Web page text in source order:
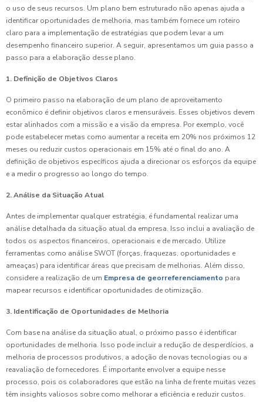
o uso de seus recursos. Um plano bem estruturado não apenas ajuda a
identificar oportunidades de melhoria, mas também fornece um roteiro
claro para a implementação de estratégias que podem levar a um
desempenho financeiro superior. A seguir, apresentamos um guia passo a
passo para a elaboração desse plano.
1. Definição de Objetivos Claros
O primeiro passo na elaboração de um plano de aproveitamento
econômico é definir objetivos claros e mensuráveis. Esses objetivos devem
estar alinhados com a missão e a visão da empresa. Por exemplo, você
pode estabelecer metas como aumentar a receita em 20% nos próximos 12
meses ou reduzir custos operacionais em 15% até o final do ano. A
definição de objetivos específicos ajuda a direcionar os esforços da equipe
e a medir o progresso ao longo do tempo.
2. Análise da Situação Atual
Antes de implementar qualquer estratégia, é fundamental realizar uma
análise detalhada da situação atual da empresa. Isso inclui a avaliação de
todos os aspectos financeiros, operacionais e de mercado. Utilize
ferramentas como análise SWOT (forças, fraquezas, oportunidades e
ameaças) para identificar áreas que precisam de melhorias. Além disso,
considere a realização de um Empresa de georreferenciamento para
mapear recursos e identificar oportunidades de otimização.
3. Identificação de Oportunidades de Melhoria
Com base na análise da situação atual, o próximo passo é identificar
oportunidades de melhoria. Isso pode incluir a redução de desperdícios, a
melhoria de processos produtivos, a adoção de novas tecnologias ou a
reavaliação de fornecedores. É importante envolver a equipe nesse
processo, pois os colaboradores que estão na linha de frente muitas vezes
têm insights valiosos sobre como melhorar a eficiência e reduzir custos.